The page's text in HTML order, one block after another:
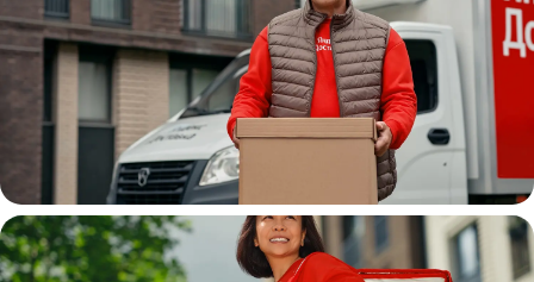
Водитель
грузовой машины